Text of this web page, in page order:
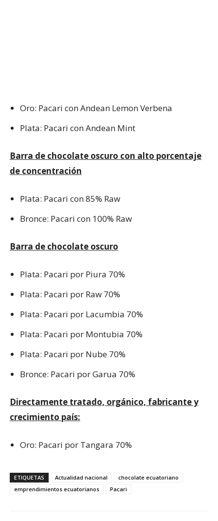
Oro: Pacari con Andean Lemon Verbena
Plata: Pacari con Andean Mint
Barra de chocolate oscuro con alto porcentaje
de concentración
Plata: Pacari con 85% Raw
Bronce: Pacari con 100% Raw
Barra de chocolate oscuro
Plata: Pacari por Piura 70%
Plata: Pacari por Raw 70%
Plata: Pacari por Lacumbia 70%
Plata: Pacari por Montubia 70%
Plata: Pacari por Nube 70%
Bronce: Pacari por Garua 70%
Directamente tratado, orgánico, fabricante y
crecimiento país:
Oro: Pacari por Tangara 70%
ETIQUETAS Actualidad nacional
chocolate ecuatoriano
emprendimientos ecuatorianos
Pacari